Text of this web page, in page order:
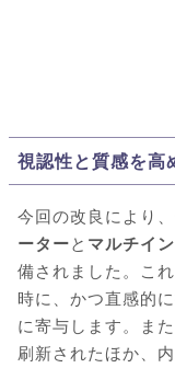
視認性と質感を高
今回の改良により
ーターと マルチイ
備されました。こ
時に、かつ直感的
に寄与します。ま
刷新されたほか、